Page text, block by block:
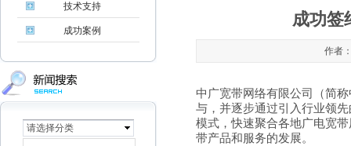
技术支持
成功案例
请选择分类
成功签
作者
中广宽带网络有限公司（简
与，并逐步通过引入行业领
模式，快速聚合各地广电宽
带产品和服务的发展。